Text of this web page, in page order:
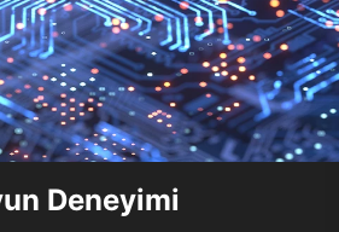
Deneyimi